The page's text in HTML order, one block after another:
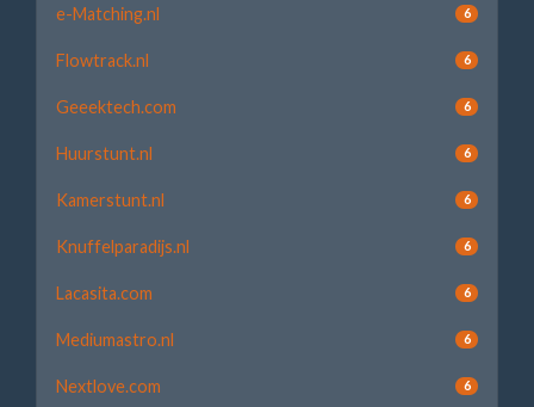
e-Matching.nl 6
Flowtrack.nl 6
Geeektech.com 6
Huurstunt.nl 6
Kamerstunt.nl 6
Knuffelparadijs.nl 6
Lacasita.com 6
Mediumastro.nl 6
Nextlove.com 6